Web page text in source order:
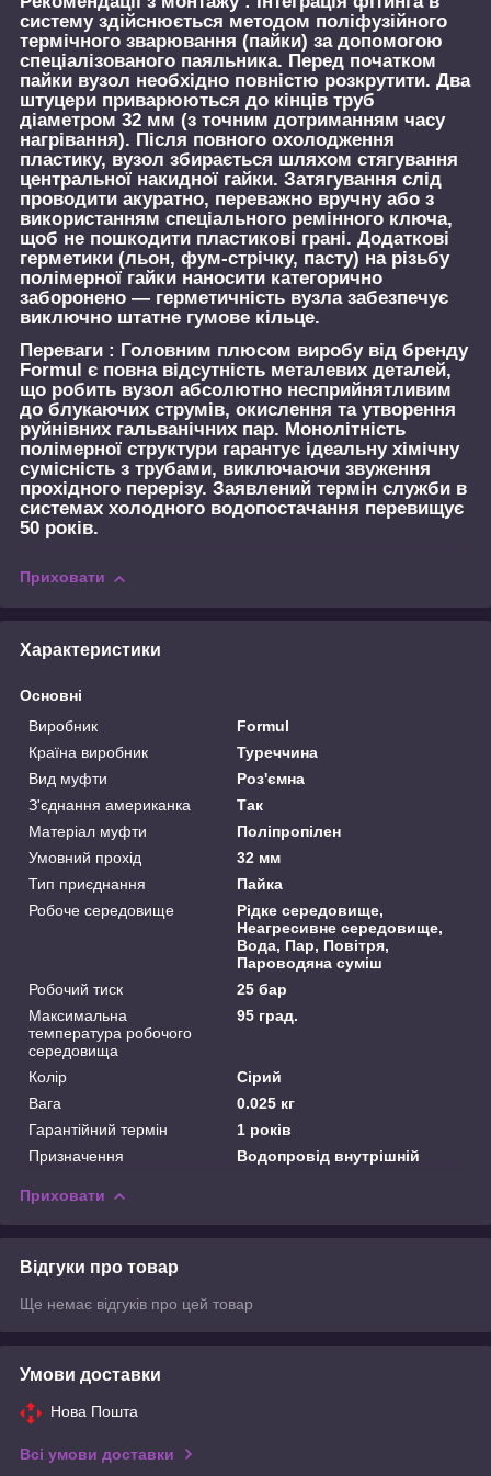
систему здійснюється методом поліфузійного
термічного зварювання (пайки) за допомогою
спеціалізованого паяльника. Перед початком
пайки вузол необхідно повністю розкрутити. Два
штуцери приварюються до кінців труб
діаметром 32 мм (з точним дотриманням часу
нагрівання). Після повного охолодження
пластику, вузол збирається шляхом стягування
центральної накидної гайки. Затягування слід
проводити акуратно, переважно вручну або з
використанням спеціального ремінного ключа,
щоб не пошкодити пластикові грані. Додаткові
герметики (льон, фум-стрічку, пасту) на різьбу
полімерної гайки наносити категорично
заборонено — герметичність вузла забезпечує
виключно штатне гумове кільце.
Переваги : Головним плюсом виробу від бренду
Formul є повна відсутність металевих деталей,
що робить вузол абсолютно несприйнятливим
до блукаючих струмів, окислення та утворення
руйнівних гальванічних пар. Монолітність
полімерної структури гарантує ідеальну хімічну
сумісність з трубами, виключаючи звуження
прохідного перерізу. Заявлений термін служби в
системах холодного водопостачання перевищує
50 років.
Приховати
Характеристики
Основні
Виробник
Formul
Країна виробник
Туреччина
Вид муфти
Роз'ємна
З'єднання американка
Так
Матеріал муфти
Поліпропілен
Умовний прохід
32 мм
Тип приєднання
Пайка
Робоче середовище
Рідке середовище,
Неагресивне середовище,
Вода, Пар, Повітря,
Пароводяна суміш
Робочий тиск
25 бар
Максимальна
температура робочого
середовища
95 град.
Колір
Сірий
Вага
0.025 кг
Гарантійний термін
1 років
Призначення
Водопровід внутрішній
Приховати
Відгуки про товар
Ще немає відгуків про цей товар
Умови доставки
Нова Пошта
Всі умови доставки